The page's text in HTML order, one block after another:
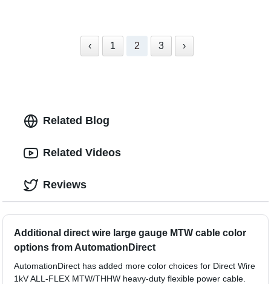
‹ 1 2 3 ›
Related Blog
Additional direct wire large gauge MTW cable color
options from AutomationDirect
AutomationDirect has added more color choices for Direct Wire
1kV ALL-FLEX MTW/THHW heavy-duty flexible power cable.
Related Videos
Reviews